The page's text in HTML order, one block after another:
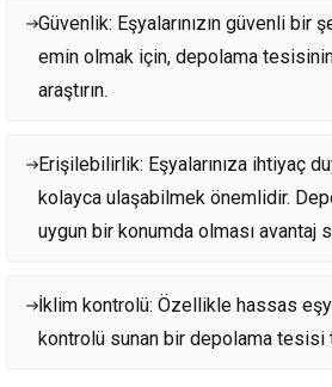
Güvenlik: Eşyalarınızın güvenli bir
emin olmak için, depolama
araştırın.
Erişilebilirlik: Eşyalarınıza ihtiyaç
kolayca ulaşabilmek önemlidir.
uygun bir konumda olması avantaj
İklim kontrolü: Özellikle hassas
kontrolü sunan bir depolama